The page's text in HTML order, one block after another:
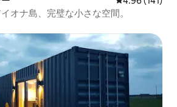
オナ島、完璧な小さな空間。